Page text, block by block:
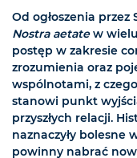
Od ogłoszenia
Nostra aetatew wielu
postęp w zakresie
zrozumienia oraz
wspólnotami, z
stanowi punkt
przyszłych relacji.
naznaczyły bolesne
powinny nabrać